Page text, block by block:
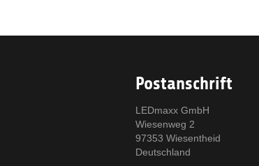
Postanschrift
LEDmaxx GmbH
Wiesenweg 2
97353 Wiesentheid
Deutschland